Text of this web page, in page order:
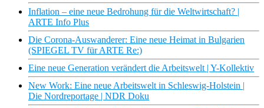
Inflation – eine neue Bedrohung für die Weltwirtschaft? |
ARTE Info Plus
Die Corona-Auswanderer: Eine neue Heimat in Bulgarien
(SPIEGEL TV für ARTE Re:)
Eine neue Generation verändert die Arbeitswelt | Y-Kollektiv
New Work: Eine neue Arbeitswelt in Schleswig-Holstein |
Die Nordreportage | NDR Doku